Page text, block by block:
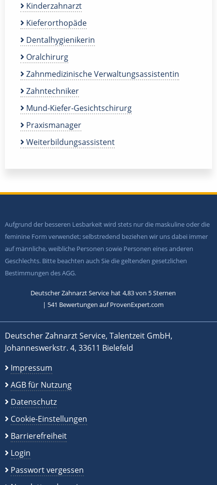
Kinderzahnarzt
Kieferorthopäde
Dentalhygienikerin
Oralchirurg
Zahnmedizinische Verwaltungsassistentin
Zahntechniker
Mund-Kiefer-Gesichtschirurg
Praxismanager
Weiterbildungsassistent
Aufgrund der besseren Lesbarkeit wird stets nur die maskuline oder die
feminine Form verwendet; selbstredend beziehen wir uns dabei immer
auf männliche, weibliche Personen sowie Personen eines anderen
Geschlechts. Bitte beachten auch Sie die geltenden gesetzlichen
Bestimmungen des AGG.
Deutscher Zahnarzt Service hat 4,83von 5Sternen
| 541 Bewertungen auf ProvenExpert.com
Deutscher Zahnarzt Service, Talentzeit GmbH,
Johanneswerkstr. 4, 33611 Bielefeld
Impressum
AGB für Nutzung
Datenschutz
Cookie-Einstellungen
Barrierefreiheit
Login
Passwort vergessen